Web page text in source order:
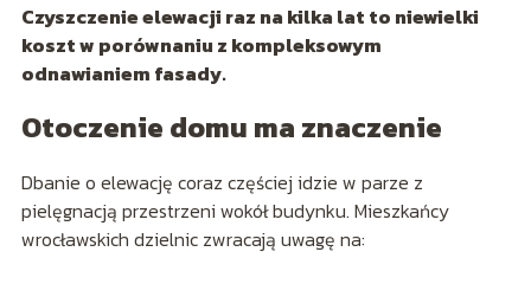
Czyszczenie elewacji raz na kilka lat to niewielki
koszt w porównaniu z kompleksowym
odnawianiem fasady.
Otoczenie domu ma znaczenie
Dbanie o elewację coraz częściej idzie w parze z
pielęgnacją przestrzeni wokół budynku. Mieszkańcy
wrocławskich dzielnic zwracają uwagę na: